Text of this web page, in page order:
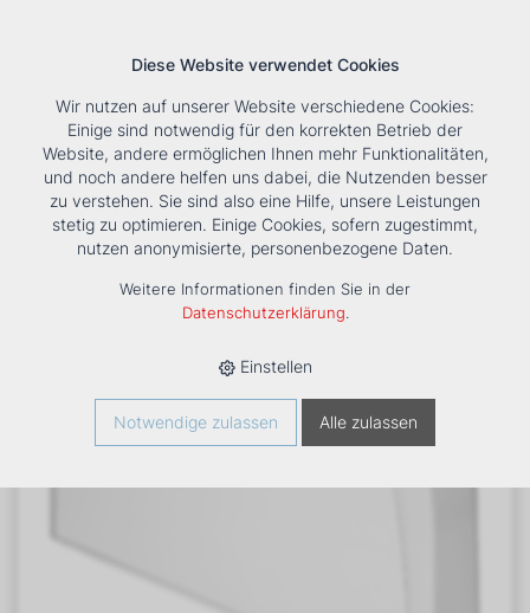
Tools Unternehmen Karriere KontaktSuche
HOME › PRODUKTE › KÄLTE/KLIMA › FANCOILS › DXC ECM
24+1 TRUHENGERÄT
Diese Website verwendet Cookies
Wir nutzen auf unserer Website verschiedene Cookies:
Einige sind notwendig für den korrekten Betrieb der
Website, andere ermöglichen Ihnen mehr Funktionalitäten,
und noch andere helfen uns dabei, die Nutzenden besser
zu verstehen. Sie sind also eine Hilfe, unsere Leistungen
stetig zu optimieren. Einige Cookies, sofern zugestimmt,
nutzen anonymisierte, personenbezogene Daten.
Weitere Informationen finden Sie in der
Datenschutzerklärung.
Einstellen
Notwendige zulassen Alle zulassen